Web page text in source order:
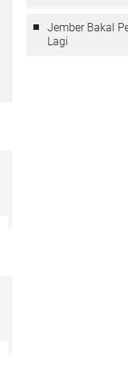
Jember Bakal
Lagi